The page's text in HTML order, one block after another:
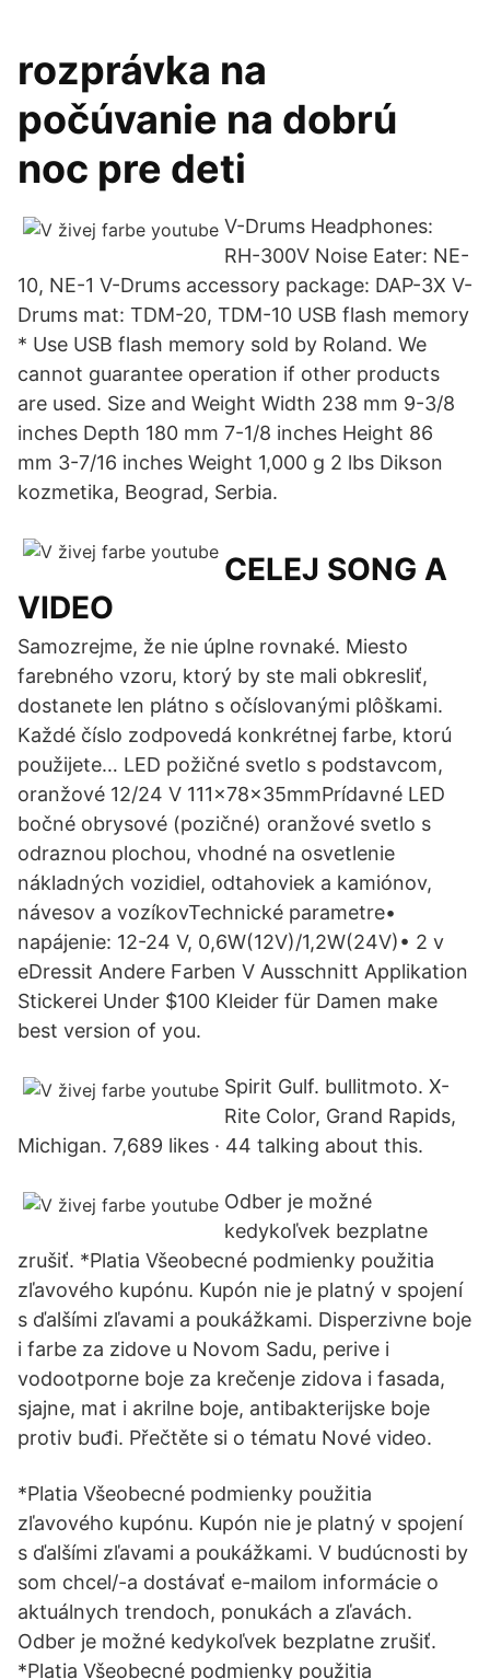
rozprávka na
počúvanie na dobrú
noc pre deti
V-Drums Headphones:
RH-300V Noise Eater: NE-
10, NE-1 V-Drums accessory package: DAP-3X V-
Drums mat: TDM-20, TDM-10 USB flash memory
* Use USB flash memory sold by Roland. We
cannot guarantee operation if other products
are used. Size and Weight Width 238 mm 9-3/8
inches Depth 180 mm 7-1/8 inches Height 86
mm 3-7/16 inches Weight 1,000 g 2 lbs Dikson
kozmetika, Beograd, Serbia.
CELEJ SONG A
VIDEO
Samozrejme, že nie úplne rovnaké. Miesto
farebného vzoru, ktorý by ste mali obkresliť,
dostanete len plátno s očíslovanými plôškami.
Každé číslo zodpovedá konkrétnej farbe, ktorú
použijete… LED požičné svetlo s podstavcom,
oranžové 12/24 V 111x78x35mmPrídavné LED
bočné obrysové (pozičné) oranžové svetlo s
odraznou plochou, vhodné na osvetlenie
nákladných vozidiel, odtahoviek a kamiónov,
návesov a vozíkovTechnické parametre•
napájenie: 12-24 V, 0,6W(12V)/1,2W(24V)• 2 v
eDressit Andere Farben V Ausschnitt Applikation
Stickerei Under $100 Kleider für Damen make
best version of you.
Spirit Gulf. bullitmoto. X-
Rite Color, Grand Rapids,
Michigan. 7,689 likes · 44 talking about this.
Odber je možné
kedykoľvek bezplatne
zrušiť. *Platia Všeobecné podmienky použitia
zľavového kupónu. Kupón nie je platný v spojení
s ďalšími zľavami a poukážkami. Disperzivne boje
i farbe za zidove u Novom Sadu, perive i
vodootporne boje za krečenje zidova i fasada,
sjajne, mat i akrilne boje, antibakterijske boje
protiv buđi. Přečtěte si o tématu Nové video.
*Platia Všeobecné podmienky použitia
zľavového kupónu. Kupón nie je platný v spojení
s ďalšími zľavami a poukážkami. V budúcnosti by
som chcel/-a dostávať e-mailom informácie o
aktuálnych trendoch, ponukách a zľavách.
Odber je možné kedykoľvek bezplatne zrušiť.
*Platia Všeobecné podmienky použitia